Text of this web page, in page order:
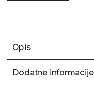
Opis
Dodatne informacije